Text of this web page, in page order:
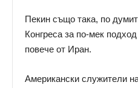
Пекин също така, по
Конгреса за по-мек
повече от Иран.
Американски служители